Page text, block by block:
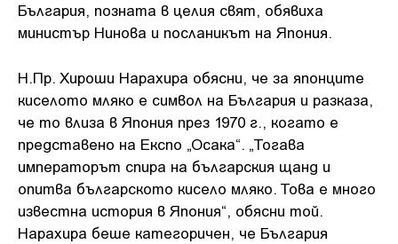
България, позната в целия свят, обявиха
министър Нинова и посланикът на Япония.
Н.Пр. Хироши Нарахира обясни, че за японците
киселото мляко е символ на България и разказа,
че то влиза в Япония през 1970 г., когато е
представено на Експо „Осака“. „Тогава
императорът спира на българския щанд и
опитва българското кисело мляко. Това е много
известна история в Япония“, обясни той.
Нарахира беше категоричен, че България